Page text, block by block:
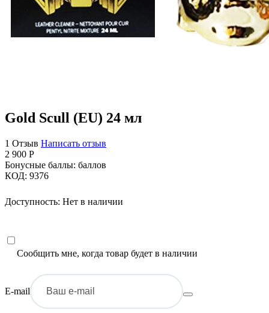
Gold Scull (EU) 24 мл
1 Отзыв Написать отзыв
2 900 Р
Бонусные баллы: баллов
КОД: 9376
Доступность: Нет в наличии
Сообщить мне, когда товар будет в наличии
E-mail